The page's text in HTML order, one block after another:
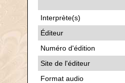
Interprète(s)
Éditeur
Numéro d'édition
Site de l'éditeur
Format audio